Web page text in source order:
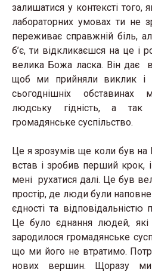
залишатися у контексті того,
лабораторних умовах ти не
переживає справжній біль,
б’є, ти відкликаєшся на це і
велика Божа ласка. Він дає
щоб ми прийняли виклик і
сьогоднішніх
людську гідність, а
громадянське суспільство.
Це я зрозумів ще коли був на
встав і зробив перший крок,
мені рухатися далі. Це був
простір, де люди були
єдності та
Це було єднання людей,
зародилося громадянське
що ми його не втратимо.
нових вершин. Щоразу ми